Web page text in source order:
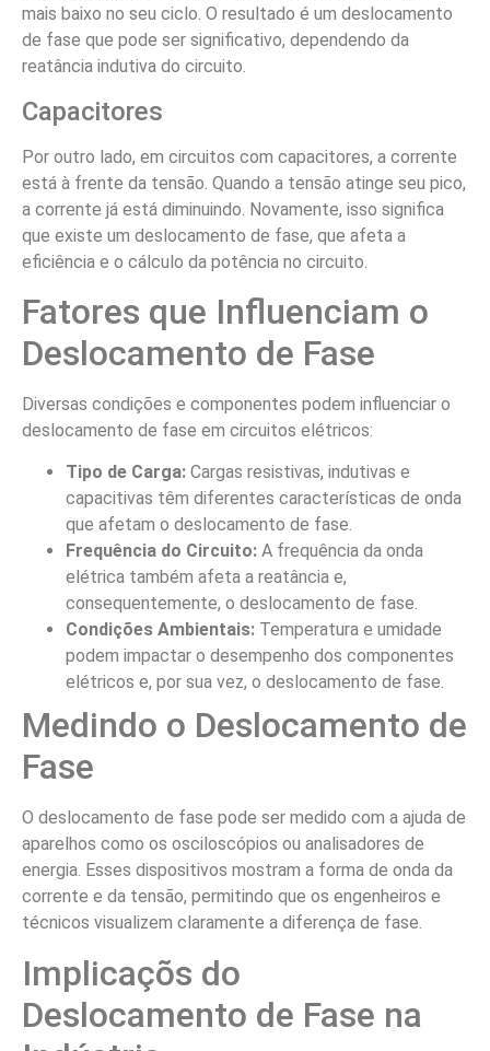
mais baixo no seu ciclo. O resultado é um deslocamento
de fase que pode ser significativo, dependendo da
reatância indutiva do circuito.
Capacitores
Por outro lado, em circuitos com capacitores, a corrente
está à frente da tensão. Quando a tensão atinge seu pico,
a corrente já está diminuindo. Novamente, isso significa
que existe um deslocamento de fase, que afeta a
eficiência e o cálculo da potência no circuito.
Fatores que Influenciam o
Deslocamento de Fase
Diversas condições e componentes podem influenciar o
deslocamento de fase em circuitos elétricos:
Tipo de Carga: Cargas resistivas, indutivas e
capacitivas têm diferentes características de onda
que afetam o deslocamento de fase.
Frequência do Circuito: A frequência da onda
elétrica também afeta a reatância e,
consequentemente, o deslocamento de fase.
Condições Ambientais: Temperatura e umidade
podem impactar o desempenho dos componentes
elétricos e, por sua vez, o deslocamento de fase.
Medindo o Deslocamento de
Fase
O deslocamento de fase pode ser medido com a ajuda de
aparelhos como os osciloscópios ou analisadores de
energia. Esses dispositivos mostram a forma de onda da
corrente e da tensão, permitindo que os engenheiros e
técnicos visualizem claramente a diferença de fase.
Implicaçõs do
Deslocamento de Fase na